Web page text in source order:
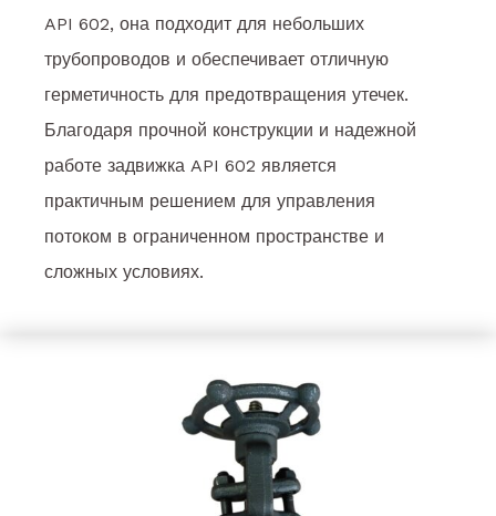
API 602, она подходит для небольших
трубопроводов и обеспечивает отличную
герметичность для предотвращения утечек.
Благодаря прочной конструкции и надежной
работе задвижка API 602 является
практичным решением для управления
потоком в ограниченном пространстве и
сложных условиях.